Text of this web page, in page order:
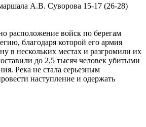
А.В. Суворова 15-17 (26-28)
расположение войск по берегам
благодаря которой его армия
в нескольких местах и разгромили их
до 2,5 тысяч человек убитыми
Река не стала серьезным
наступление и одержать